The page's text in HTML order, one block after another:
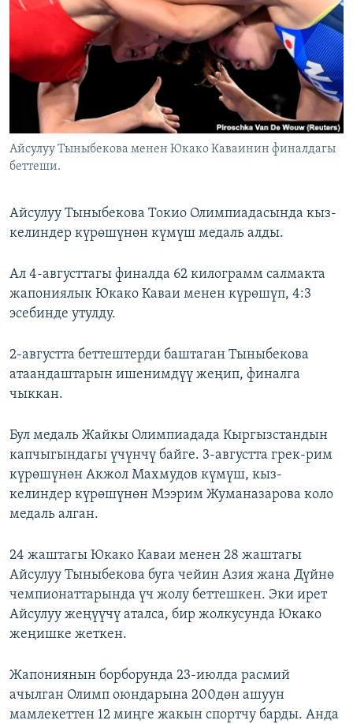
ЭЖЕ-СИҢДИЛЕР
АЗАТТЫК+
ЫҢГАЙСЫЗ СУРООЛОР
ОНЛАЙН ШЕРИНЕ
ЭЕ/АРнун бардык сайттары
Айсулуу Тыныбекова менен Юкако Каваинин финалдагы
беттеши.
Айсулуу Тыныбекова Токио Олимпиадасында кыз-
келиндер күрөшүнөн күмүш медаль алды.
Ал 4-августтагы финалда 62 килограмм салмакта
жапониялык Юкако Каваи менен күрөшүп, 4:3
эсебинде утулду.
2-августта беттештерди баштаган Тыныбекова
атаандаштарын ишенимдүү жеңип, финалга
чыккан.
Бул медаль Жайкы Олимпиадада Кыргызстандын
капчыгындагы үчүнчү байге. 3-августта грек-рим
күрөшүнөн Акжол Махмудов күмүш, кыз-
келиндер күрөшүнөн Мээрим Жуманазарова коло
медаль алган.
24 жаштагы Юкако Каваи менен 28 жаштагы
Айсулуу Тыныбекова буга чейин Азия жана Дүйнө
чемпионаттарында үч жолу беттешкен. Эки ирет
Айсулуу жеңүүчү аталса, бир жолкусунда Юкако
жеңишке жеткен.
Жапониянын борборунда 23-июлда расмий
ачылган Олимп оюндарына 200дөн ашуун
мамлекеттен 12 миңге жакын спортчу барды. Анда